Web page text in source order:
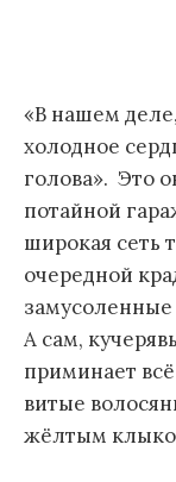
«В нашем
холодное
голова». Это
потайной
широкая сеть
очередной
А сам,
приминает
витые
жёлтым